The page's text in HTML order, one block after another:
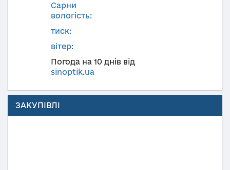
Сарни
вологість:
тиск:
вітер:
Погода на 10 днів від
sinoptik.ua
ЗАКУПІВЛІ